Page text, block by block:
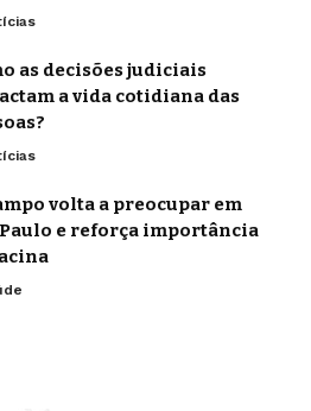
as decisões judiciais
a vida cotidiana das
volta a preocupar em
Paulo e reforça importância